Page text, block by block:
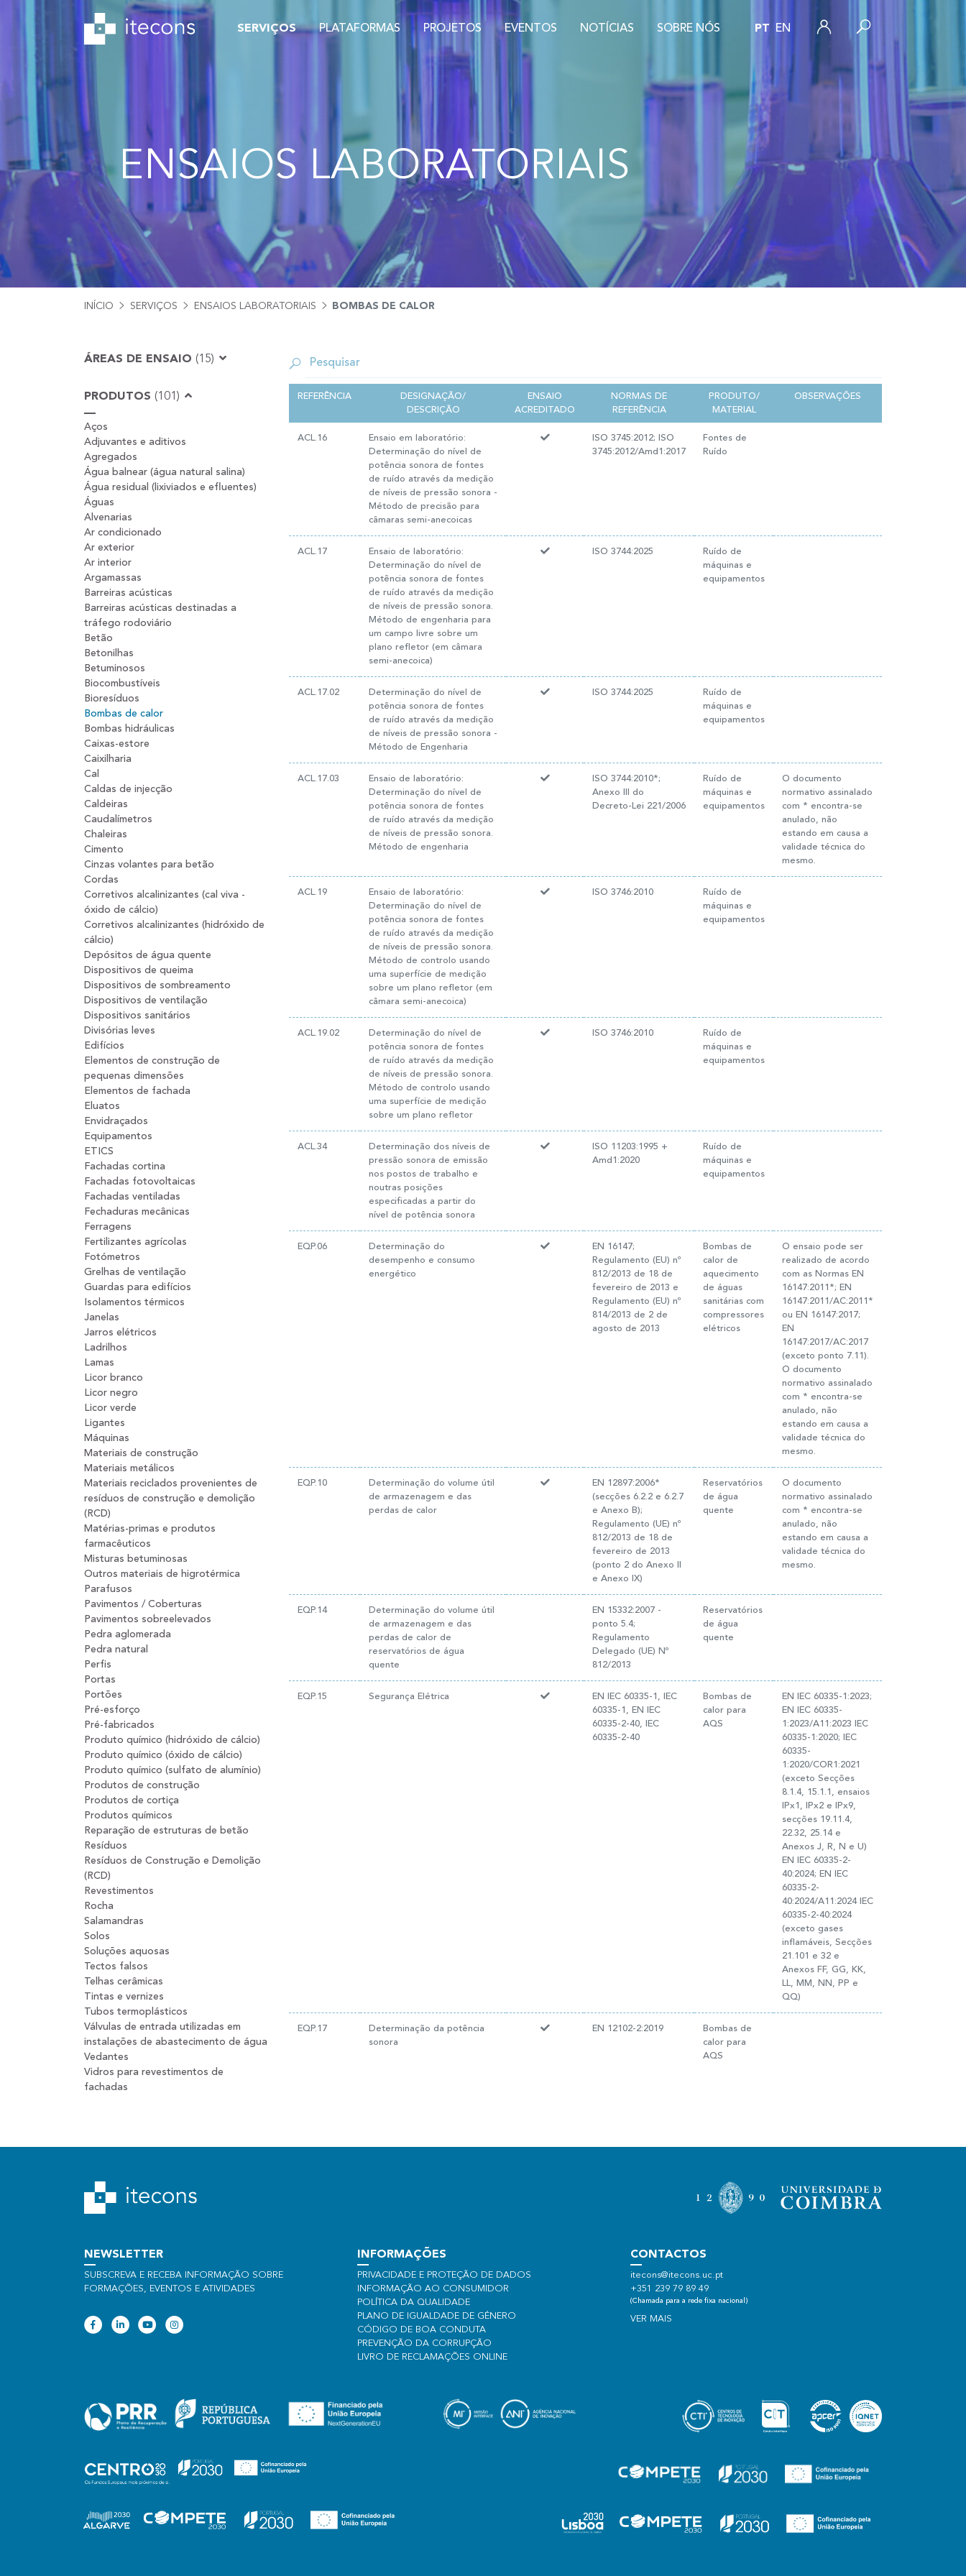
SERVIÇOS PLATAFORMAS PROJETOS EVENTOS NOTÍCIAS SOBRE NÓS PT EN
ENSAIOS LABORATORIAIS
INÍCIO SERVIÇOS ENSAIOS LABORATORIAIS BOMBAS DE CALOR
ÁREAS DE ENSAIO (15)
PRODUTOS (101)
Aços
Adjuvantes e aditivos
Agregados
Água balnear (água natural salina)
Água residual (lixiviados e efluentes)
Águas
Alvenarias
Ar condicionado
Ar exterior
Ar interior
Argamassas
Barreiras acústicas
Barreiras acústicas destinadas a
tráfego rodoviário
Betão
Betonilhas
Betuminosos
Biocombustíveis
Bioresíduos
Bombas de calor
Bombas hidráulicas
Caixas-estore
Caixilharia
Cal
Caldas de injecção
Caldeiras
Caudalímetros
Chaleiras
Cimento
Cinzas volantes para betão
Cordas
Corretivos alcalinizantes (cal viva -
óxido de cálcio)
Corretivos alcalinizantes (hidróxido de
cálcio)
Depósitos de água quente
Dispositivos de queima
Dispositivos de sombreamento
Dispositivos de ventilação
Dispositivos sanitários
Divisórias leves
Edifícios
Elementos de construção de
pequenas dimensões
Elementos de fachada
Eluatos
Envidraçados
Equipamentos
ETICS
Fachadas cortina
Fachadas fotovoltaicas
Fachadas ventiladas
Fechaduras mecânicas
Ferragens
Fertilizantes agrícolas
Fotómetros
Grelhas de ventilação
Guardas para edifícios
Isolamentos térmicos
Janelas
Jarros elétricos
Ladrilhos
Lamas
Licor branco
Licor negro
Licor verde
Ligantes
Máquinas
Materiais de construção
Materiais metálicos
Materiais reciclados provenientes de
resíduos de construção e demolição
(RCD)
Matérias-primas e produtos
farmacêuticos
Misturas betuminosas
Outros materiais de higrotérmica
Parafusos
Pavimentos / Coberturas
Pavimentos sobreelevados
Pedra aglomerada
Pedra natural
Perfis
Portas
Portões
Pré-esforço
Pré-fabricados
Produto químico (hidróxido de cálcio)
Produto químico (óxido de cálcio)
Produto químico (sulfato de alumínio)
Produtos de construção
Produtos de cortiça
Produtos químicos
Reparação de estruturas de betão
Resíduos
Resíduos de Construção e Demolição
(RCD)
Revestimentos
Rocha
Salamandras
Solos
Soluções aquosas
Tectos falsos
Telhas cerâmicas
Tintas e vernizes
Tubos termoplásticos
Válvulas de entrada utilizadas em
instalações de abastecimento de água
Vedantes
Vidros para revestimentos de
fachadas
REFERÊNCIA
DESIGNAÇÃO/
DESCRIÇÃO
ENSAIO
ACREDITADO
NORMAS DE
REFERÊNCIA
PRODUTO/
MATERIAL
OBSERVAÇÕES
ACL.16
Ensaio em laboratório:
Determinação do nível de
potência sonora de fontes
de ruído através da medição
de níveis de pressão sonora -
Método de precisão para
câmaras semi-anecoicas
ISO 3745:2012; ISO
3745:2012/Amd1:2017
Fontes de
Ruído
ACL.17
Ensaio de laboratório:
Determinação do nível de
potência sonora de fontes
de ruído através da medição
de níveis de pressão sonora.
Método de engenharia para
um campo livre sobre um
plano refletor (em câmara
semi-anecoica)
ISO 3744:2025
Ruído de
máquinas e
equipamentos
ACL.17.02
Determinação do nível de
potência sonora de fontes
de ruído através da medição
de níveis de pressão sonora -
Método de Engenharia
ISO 3744:2025
Ruído de
máquinas e
equipamentos
ACL.17.03
Ensaio de laboratório:
Determinação do nível de
potência sonora de fontes
de ruído através da medição
de níveis de pressão sonora.
Método de engenharia
ISO 3744:2010*;
Anexo III do
Decreto-Lei 221/2006
Ruído de
máquinas e
equipamentos
O documento
normativo assinalado
com * encontra-se
anulado, não
estando em causa a
validade técnica do
mesmo.
ACL.19
Ensaio de laboratório:
Determinação do nível de
potência sonora de fontes
de ruído através da medição
de níveis de pressão sonora.
Método de controlo usando
uma superfície de medição
sobre um plano refletor (em
câmara semi-anecoica)
ISO 3746:2010
Ruído de
máquinas e
equipamentos
ACL.19.02
Determinação do nível de
potência sonora de fontes
de ruído através da medição
de níveis de pressão sonora.
Método de controlo usando
uma superfície de medição
sobre um plano refletor
ISO 3746:2010
Ruído de
máquinas e
equipamentos
ACL.34
Determinação dos níveis de
pressão sonora de emissão
nos postos de trabalho e
noutras posições
especificadas a partir do
nível de potência sonora
ISO 11203:1995 +
Amd1:2020
Ruído de
máquinas e
equipamentos
EQP.06
Determinação do
desempenho e consumo
energético
EN 16147;
Regulamento (EU) nº
812/2013 de 18 de
fevereiro de 2013 e
Regulamento (EU) nº
814/2013 de 2 de
agosto de 2013
Bombas de
calor de
aquecimento
de águas
sanitárias com
compressores
elétricos
O ensaio pode ser
realizado de acordo
com as Normas EN
16147:2011*; EN
16147:2011/AC:2011*
ou EN 16147:2017;
EN
16147:2017/AC:2017
(exceto ponto 7.11).
O documento
normativo assinalado
com * encontra-se
anulado, não
estando em causa a
validade técnica do
mesmo.
EQP.10
Determinação do volume útil
de armazenagem e das
perdas de calor
EN 12897:2006*
(secções 6.2.2 e 6.2.7
e Anexo B);
Regulamento (UE) nº
812/2013 de 18 de
fevereiro de 2013
(ponto 2 do Anexo II
e Anexo IX)
Reservatórios
de água
quente
O documento
normativo assinalado
com * encontra-se
anulado, não
estando em causa a
validade técnica do
mesmo.
EQP.14
Determinação do volume útil
de armazenagem e das
perdas de calor de
reservatórios de água
quente
EN 15332:2007 -
ponto 5.4;
Regulamento
Delegado (UE) Nº
812/2013
Reservatórios
de água
quente
EQP.15 Segurança Elétrica
EN IEC 60335-1, IEC
60335-1, EN IEC
60335-2-40, IEC
60335-2-40
Bombas de
calor para
AQS
EN IEC 60335-1:2023;
EN IEC 60335-
1:2023/A11:2023 IEC
60335-1:2020; IEC
60335-
1:2020/COR1:2021
(exceto Secções
8.1.4, 15.1.1, ensaios
IPx1, IPx2 e IPx9,
secções 19.11.4,
22.32, 25.14 e
Anexos J, R, N e U)
EN IEC 60335-2-
40:2024; EN IEC
60335-2-
40:2024/A11:2024 IEC
60335-2-40:2024
(exceto gases
inflamáveis, Secções
21.101 e 32 e
Anexos FF, GG, KK,
LL, MM, NN, PP e
QQ)
EQP.17
Determinação da potência
sonora
EN 12102-2:2019
Bombas de
calor para
AQS
NEWSLETTER
SUBSCREVA E RECEBA INFORMAÇÃO SOBRE
FORMAÇÕES, EVENTOS E ATIVIDADES
INFORMAÇÕES
PRIVACIDADE E PROTEÇÃO DE DADOS
INFORMAÇÃO AO CONSUMIDOR
POLÍTICA DA QUALIDADE
PLANO DE IGUALDADE DE GÉNERO
CÓDIGO DE BOA CONDUTA
PREVENÇÃO DA CORRUPÇÃO
LIVRO DE RECLAMAÇÕES ONLINE
CONTACTOS
itecons@itecons.uc.pt
+351 239 79 89 49
(Chamada para a rede fixa nacional)
VER MAIS